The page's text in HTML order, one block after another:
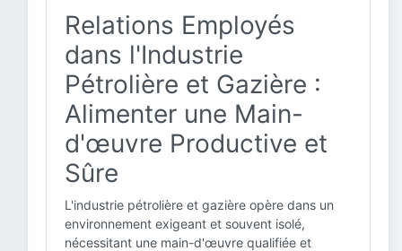
Relations Employés
dans l'Industrie
Pétrolière et Gazière :
Alimenter une Main-
d'œuvre Productive et
Sûre
L'industrie pétrolière et gazière opère dans un
environnement exigeant et souvent isolé,
nécessitant une main-d'œuvre qualifiée et